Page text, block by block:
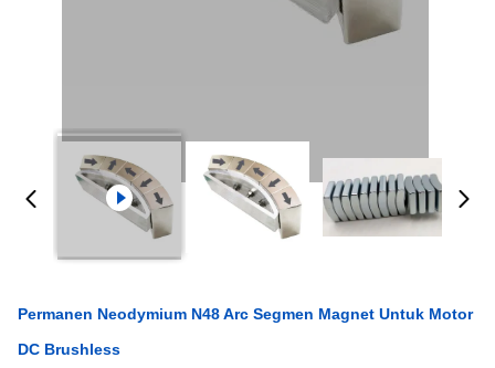
Permanen Neodymium N48 Arc Segmen Magnet Untuk Motor
DC Brushless